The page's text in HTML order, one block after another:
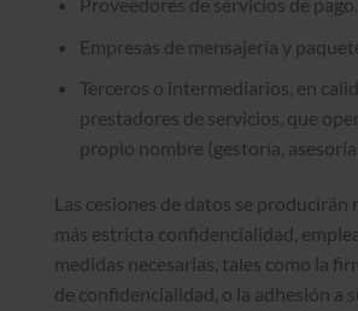
Empresas de mensajería y
Terceros o intermediarios, en
prestadores de servicios, que
propio nombre (gestoría,
Las cesiones de datos se producirán
más estricta confidencialidad,
medidas necesarias, tales como la
de confidencialidad, o la adhesión a